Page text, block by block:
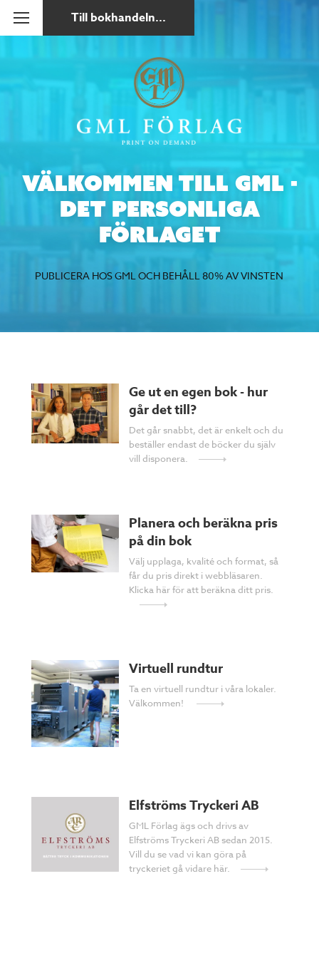
Till bokhandeln...
Välkommen till GML -
det personliga
förlaget
PUBLICERA HOS GML OCH BEHÅLL 80% AV VINSTEN
Ge ut en egen bok - hur
går det till?
Det går snabbt, det är enkelt och du
beställer endast de böcker du själv
vill disponera.
Planera och beräkna pris
på din bok
Välj upplaga, kvalité och format, så
får du pris direkt i webbläsaren.
Klicka här för att beräkna ditt pris.
Virtuell rundtur
Ta en virtuell rundtur i våra lokaler.
Välkommen!
Elfströms Tryckeri AB
GML Förlag ägs och drivs av
Elfströms Tryckeri AB sedan 2015.
Vill du se vad vi kan göra på
tryckeriet gå vidare här.